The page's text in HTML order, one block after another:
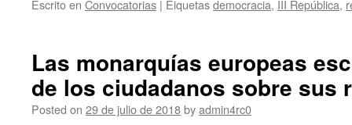
Escrito en Convocatorias | Eiquetasdemocracia, III República,
Las monarquías europeas
de los ciudadanos sobre sus
Posted on 29 de julio de 2018byadmin4rc0